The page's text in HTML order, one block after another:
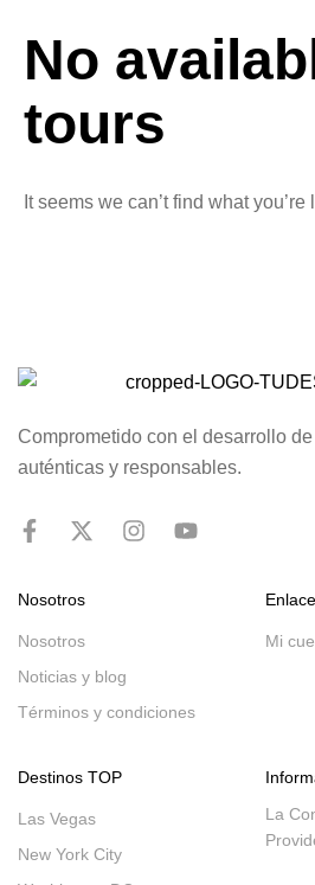
No
tours
It seems we can’t find what you’re
Comprometido con el desarrollo
auténticas y responsables.
Nosotros
Nosotros
Noticias y blog
Términos y condiciones
Mi
Destinos TOP
Las Vegas
New York City
La